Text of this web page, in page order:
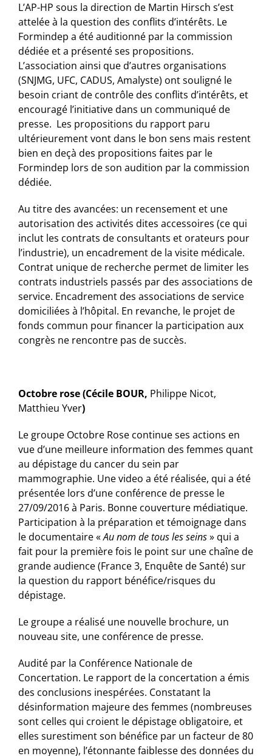
L’AP-HP sous la direction de Martin Hirsch s’est
attelée à la question des conflits d’intérêts. Le
Formindep a été auditionné par la commission
dédiée et a présenté ses propositions.
L’association ainsi que d’autres organisations
(SNJMG, UFC, CADUS, Amalyste) ont souligné le
besoin criant de contrôle des conflits d’intérêts, et
encouragé l’initiative dans un communiqué de
presse. Les propositions du rapport paru
ultérieurement vont dans le bon sens mais restent
bien en deçà des propositions faites par le
Formindep lors de son audition par la commission
dédiée.
Au titre des avancées: un recensement et une
autorisation des activités dites accessoires (ce qui
inclut les contrats de consultants et orateurs pour
l’industrie), un encadrement de la visite médicale.
Contrat unique de recherche permet de limiter les
contrats industriels passés par des associations de
service. Encadrement des associations de service
domiciliées à l’hôpital. En revanche, le projet de
fonds commun pour financer la participation aux
congrès ne rencontre pas de succès.
Octobre rose (Cécile BOUR, Philippe Nicot,
Matthieu Yver)
Le groupe Octobre Rose continue ses actions en
vue d’une meilleure information des femmes quant
au dépistage du cancer du sein par
mammographie. Une video a été réalisée, qui a été
présentée lors d’une conférence de presse le
27/09/2016 à Paris. Bonne couverture médiatique.
Participation à la préparation et témoignage dans
le documentaire «Au nom de tous les seins» qui a
fait pour la première fois le point sur une chaîne de
grande audience (France 3, Enquête de Santé) sur
la question du rapport bénéfice/risques du
dépistage.
Le groupe a réalisé une nouvelle brochure, un
nouveau site, une conférence de presse.
Audité par la Conférence Nationale de
Concertation. Le rapport de la concertation a émis
des conclusions inespérées. Constatant la
désinformation majeure des femmes (nombreuses
sont celles qui croient le dépistage obligatoire, et
elles surestiment son bénéfice par un facteur de 80
en moyenne), l’étonnante faiblesse des données du